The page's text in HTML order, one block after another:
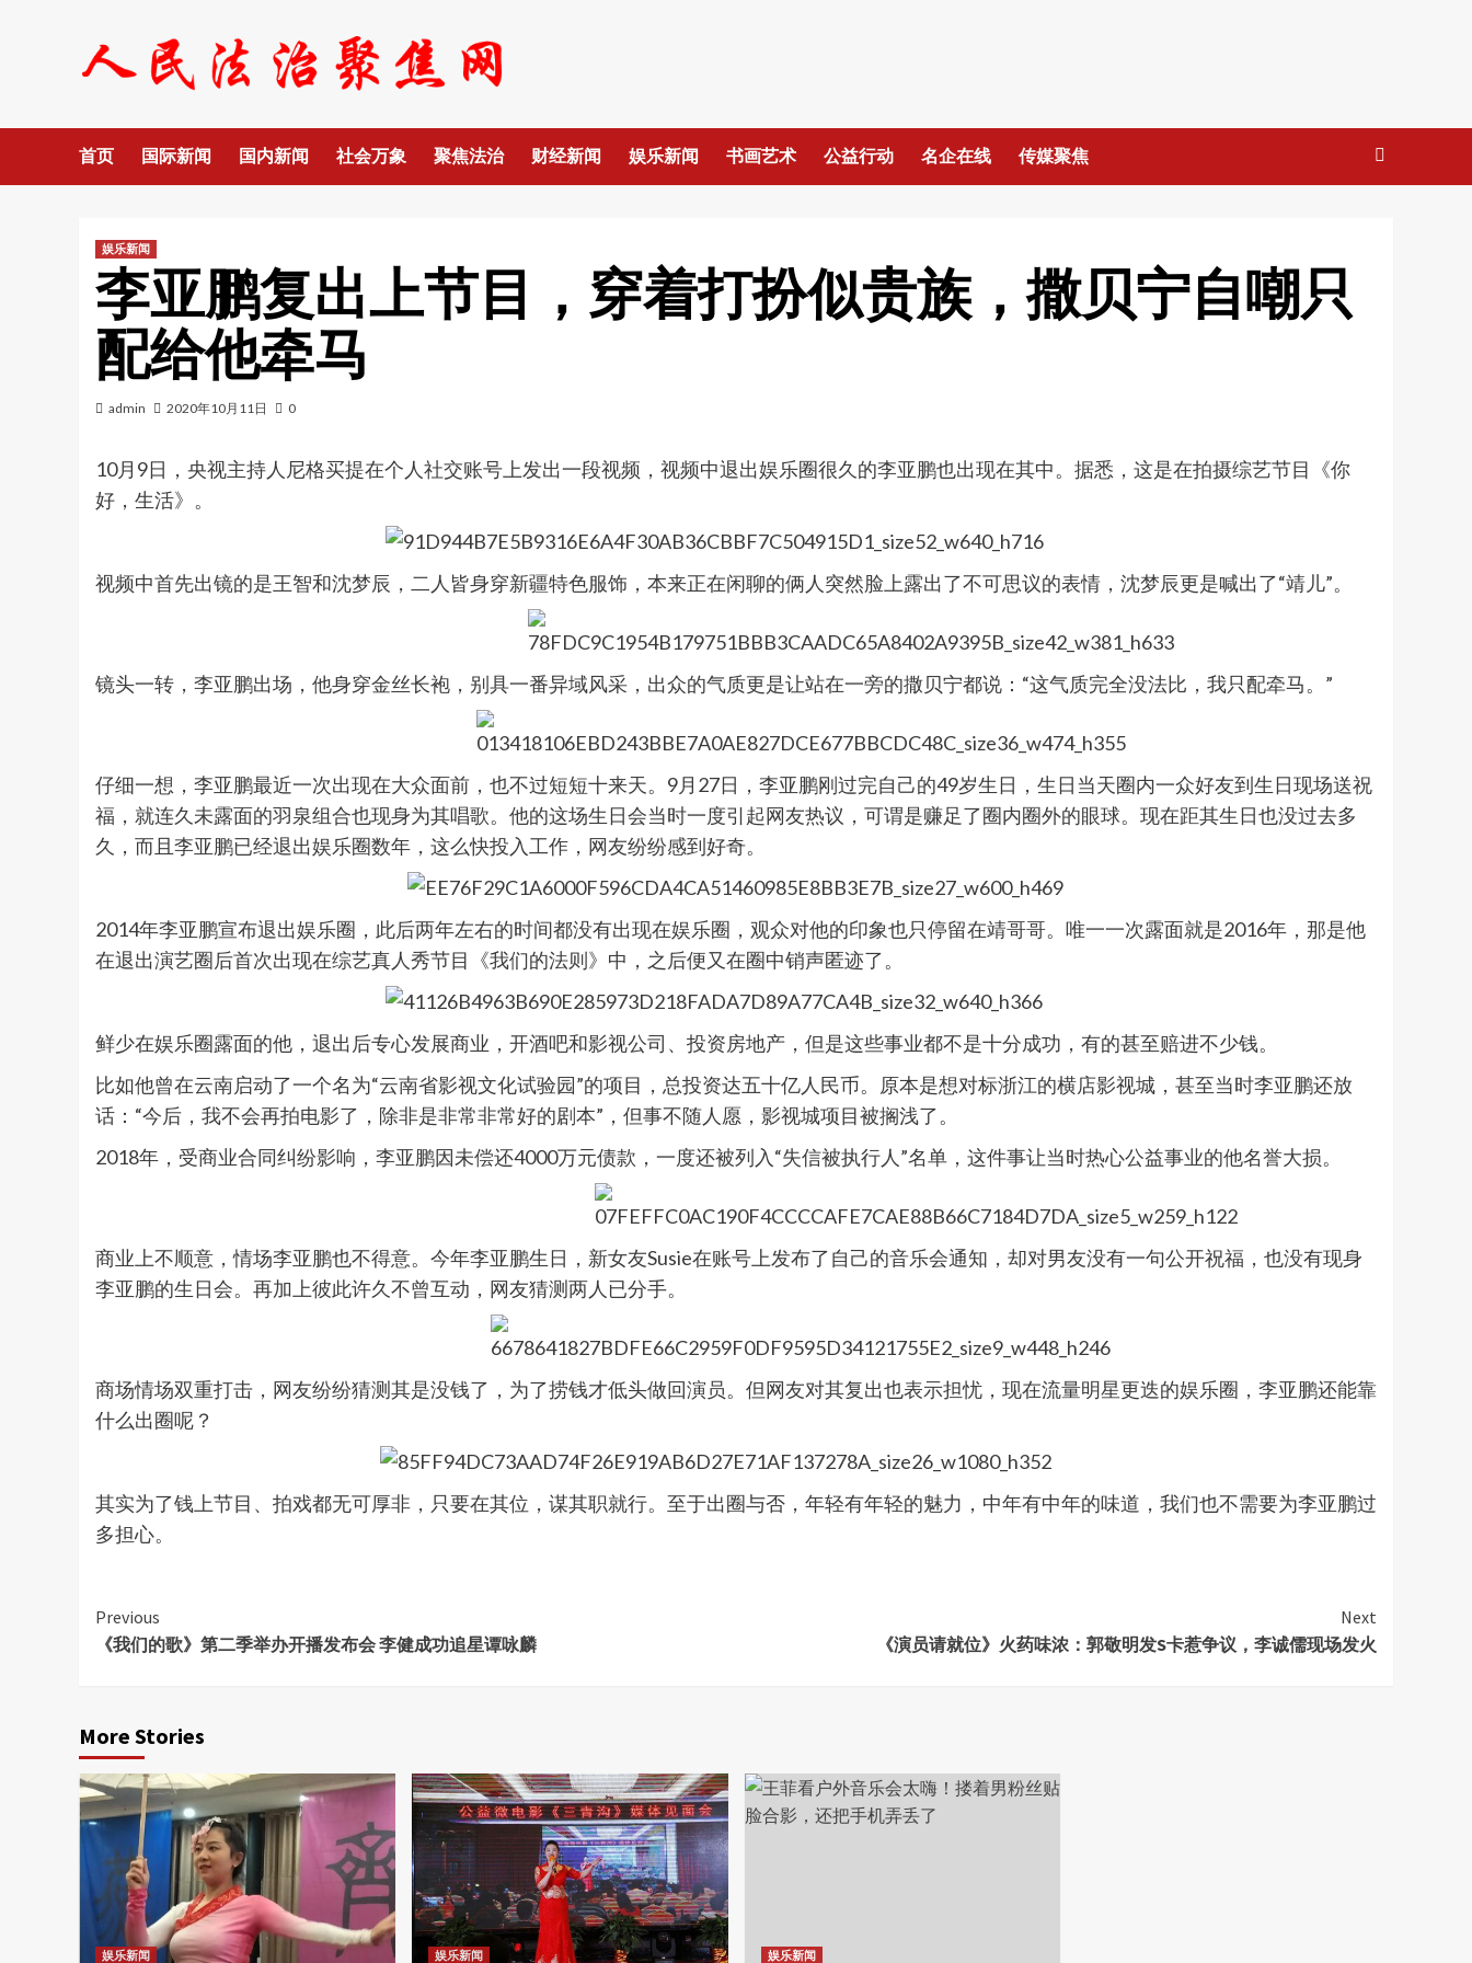
首页 国际新闻 国内新闻 社会万象 聚焦法治 财经新闻 娱乐新闻 书画艺术 公益行动 名企在线 传媒聚焦
娱乐新闻
李亚鹏复出上节目，穿着打扮似贵族，撒贝宁自嘲只
配给他牵马
admin 2020年10月11日 0
10月9日，央视主持人尼格买提在个人社交账号上发出一段视频，视频中退出娱乐圈很久的李亚鹏也出现在其中。据悉，这是在拍摄综艺节目《你
好，生活》。
视频中首先出镜的是王智和沈梦辰，二人皆身穿新疆特色服饰，本来正在闲聊的俩人突然脸上露出了不可思议的表情，沈梦辰更是喊出了“靖儿”。
镜头一转，李亚鹏出场，他身穿金丝长袍，别具一番异域风采，出众的气质更是让站在一旁的撒贝宁都说：“这气质完全没法比，我只配牵马。”
仔细一想，李亚鹏最近一次出现在大众面前，也不过短短十来天。9月27日，李亚鹏刚过完自己的49岁生日，生日当天圈内一众好友到生日现场送祝
福，就连久未露面的羽泉组合也现身为其唱歌。他的这场生日会当时一度引起网友热议，可谓是赚足了圈内圈外的眼球。现在距其生日也没过去多
久，而且李亚鹏已经退出娱乐圈数年，这么快投入工作，网友纷纷感到好奇。
2014年李亚鹏宣布退出娱乐圈，此后两年左右的时间都没有出现在娱乐圈，观众对他的印象也只停留在靖哥哥。唯一一次露面就是2016年，那是他
在退出演艺圈后首次出现在综艺真人秀节目《我们的法则》中，之后便又在圈中销声匿迹了。
鲜少在娱乐圈露面的他，退出后专心发展商业，开酒吧和影视公司、投资房地产，但是这些事业都不是十分成功，有的甚至赔进不少钱。
比如他曾在云南启动了一个名为“云南省影视文化试验园”的项目，总投资达五十亿人民币。原本是想对标浙江的横店影视城，甚至当时李亚鹏还放
话：“今后，我不会再拍电影了，除非是非常非常好的剧本”，但事不随人愿，影视城项目被搁浅了。
2018年，受商业合同纠纷影响，李亚鹏因未偿还4000万元债款，一度还被列入“失信被执行人”名单，这件事让当时热心公益事业的他名誉大损。
商业上不顺意，情场李亚鹏也不得意。今年李亚鹏生日，新女友Susie在账号上发布了自己的音乐会通知，却对男友没有一句公开祝福，也没有现身
李亚鹏的生日会。再加上彼此许久不曾互动，网友猜测两人已分手。
商场情场双重打击，网友纷纷猜测其是没钱了，为了捞钱才低头做回演员。但网友对其复出也表示担忧，现在流量明星更迭的娱乐圈，李亚鹏还能靠
什么出圈呢？
其实为了钱上节目、拍戏都无可厚非，只要在其位，谋其职就行。至于出圈与否，年轻有年轻的魅力，中年有中年的味道，我们也不需要为李亚鹏过
多担心。
Continue
Reading
Previous
《我们的歌》第二季举办开播发布会 李健成功追星谭咏麟
Next
《演员请就位》火药味浓：郭敬明发S卡惹争议，李诚儒现场发火
More Stories
娱乐新闻 娱乐新闻 娱乐新闻